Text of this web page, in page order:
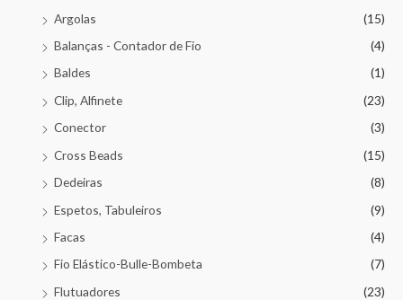
Argolas
(15)
Balanças - Contador de Fio
(4)
Baldes
(1)
Clip, Alfinete
(23)
Conector
(3)
Cross Beads
(15)
Dedeiras
(8)
Espetos, Tabuleiros
(9)
Facas
(4)
Fio Elástico-Bulle-Bombeta
(7)
Flutuadores
(23)